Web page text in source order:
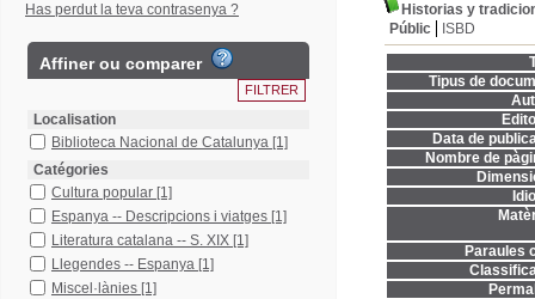
Historias y
Públic
ISBD
Tipus de
Data de
Nombre de
Paraules
Has perdut la teva contrasenya ?
Affiner ou comparer
Localisation
Biblioteca Nacional de Catalunya [1]
Catégories
Cultura popular [1]
Espanya -- Descripcions i viatges [1]
Literatura catalana -- S. XIX [1]
Llegendes -- Espanya [1]
Miscel·lànies [1]